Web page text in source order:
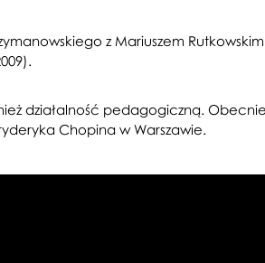
z Mariuszem
działalność pedagogiczną.
Chopina w Warszawie.